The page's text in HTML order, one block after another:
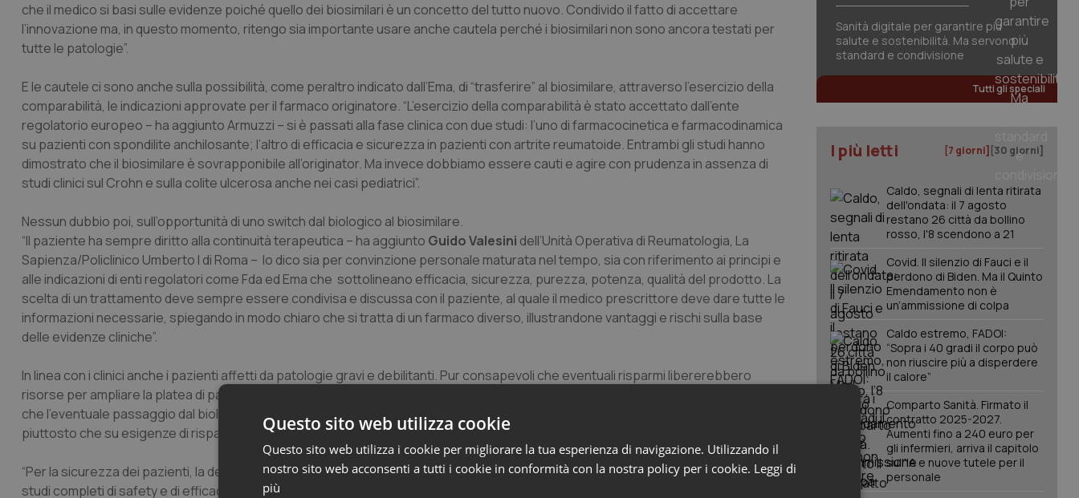
che il medico si basi sulle evidenze poiché quello dei biosimilari è un concetto del tutto nuovo. Condivido il fatto di accettare
l’innovazione ma, in questo momento, ritengo sia importante usare anche cautela perché i biosimilari non sono ancora testati per
tutte le patologie”.
E le cautele ci sono anche sulla possibilità, come peraltro indicato dall’Ema, di “trasferire” al biosimilare, attraverso l’esercizio della
comparabilità, le indicazioni approvate per il farmaco originatore. “L’esercizio della comparabilità è stato accettato dall’ente
regolatorio europeo – ha aggiunto Armuzzi – si è passati alla fase clinica con due studi: l’uno di farmacocinetica e farmacodinamica
su pazienti con spondilite anchilosante; l’altro di efficacia e sicurezza in pazienti con artrite reumatoide. Entrambi gli studi hanno
dimostrato che il biosimilare è sovrapponibile all’originator. Ma invece dobbiamo essere cauti e agire con prudenza in assenza di
studi clinici sul Crohn e sulla colite ulcerosa anche nei casi pediatrici”.
Nessun dubbio poi, sull’opportunità di uno switch dal biologico al biosimilare.
“Il paziente ha sempre diritto alla continuità terapeutica – ha aggiunto Guido Valesini dell’Unità Operativa di Reumatologia, La
Sapienza/Policlinico Umberto I di Roma – lo dico sia per convinzione personale maturata nel tempo, sia con riferimento ai principi e
alle indicazioni di enti regolatori come Fda ed Ema che sottolineano efficacia, sicurezza, purezza, potenza, qualità del prodotto. La
scelta di un trattamento deve sempre essere condivisa e discussa con il paziente, al quale il medico prescrittore deve dare tutte le
informazioni necessarie, spiegando in modo chiaro che si tratta di un farmaco diverso, illustrandone vantaggi e rischi sulla base
delle evidenze cliniche”.
In linea con i clinici anche i pazienti affetti da patologie gravi e debilitanti. Pur consapevoli che eventuali risparmi libererebbero
risorse per ampliare la platea di pazienti da curare e senza alcun tipo di preclusione verso l’arrivo di nuovi biosimilari chiedono però
che l’eventuale passaggio dal biologico originatore al biosimilare si basi su dati clinici che ne avvalorino efficacia e sicurezza
piuttosto che su esigenze di risparmio.
“Per la sicurezza dei pazienti, la determinazione di interscambiabilità tra biologico e biosimilare, dovrebbe comprendere non solo gli
studi completi di safety e di efficacia, ma anche programmi di coinvolgimento dei pazienti attraverso un monitoraggio attivo –
Sanità digitale per garantire più
salute e sostenibilità. Ma servono
standard e condivisione
Tutti gli speciali
I più letti [7 giorni] [30 giorni]
Caldo, segnali di lenta ritirata
dell'ondata: il 7 agosto
restano 26 città da bollino
rosso, l'8 scendono a 21
Covid. Il silenzio di Fauci e il
perdono di Biden. Ma il Quinto
Emendamento non è
un’ammissione di colpa
Caldo estremo, FADOI:
“Sopra i 40 gradi il corpo può
non riuscire più a disperdere
il calore”
Comparto Sanità. Firmato il
contratto 2025-2027.
Aumenti fino a 240 euro per
gli infermieri, arriva il capitolo
sull'IA e nuove tutele per il
personale
Questo sito web utilizza cookie
Questo sito web utilizza i cookie per migliorare la tua esperienza di navigazione. Utilizzando il
nostro sito web acconsenti a tutti i cookie in conformità con la nostra policy per i cookie. Leggi di
più